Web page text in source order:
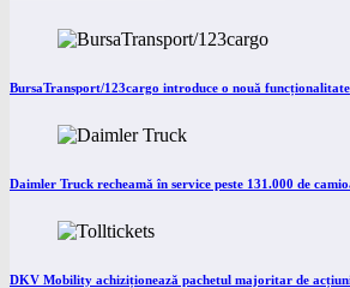
BursaTransport/123cargo introduce o nouă funcționalitate
Daimler Truck recheamă în service peste 131.000 de
DKV Mobility achiziționează pachetul majoritar de